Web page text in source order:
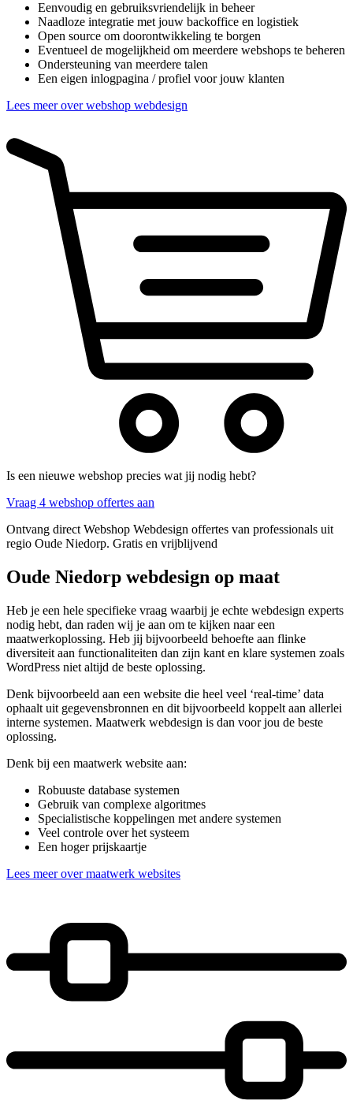
Eenvoudig en gebruiksvriendelijk in beheer
Naadloze integratie met jouw backoffice en logistiek
Open source om doorontwikkeling te borgen
Eventueel de mogelijkheid om meerdere webshops te beheren
Ondersteuning van meerdere talen
Een eigen inlogpagina / profiel voor jouw klanten
Lees meer over webshop webdesign
Is een nieuwe webshop precies wat jij nodig hebt?
Vraag 4 webshop offertes aan
Ontvang direct Webshop Webdesign offertes van professionals uit
regio Oude Niedorp. Gratis en vrijblijvend
Oude Niedorp webdesign op maat
Heb je een hele specifieke vraag waarbij je echte webdesign experts
nodig hebt, dan raden wij je aan om te kijken naar een
maatwerkoplossing. Heb jij bijvoorbeeld behoefte aan flinke
diversiteit aan functionaliteiten dan zijn kant en klare systemen zoals
WordPress niet altijd de beste oplossing.
Denk bijvoorbeeld aan een website die heel veel ‘real-time’ data
ophaalt uit gegevensbronnen en dit bijvoorbeeld koppelt aan allerlei
interne systemen. Maatwerk webdesign is dan voor jou de beste
oplossing.
Denk bij een maatwerk website aan:
Robuuste database systemen
Gebruik van complexe algoritmes
Specialistische koppelingen met andere systemen
Veel controle over het systeem
Een hoger prijskaartje
Lees meer over maatwerk websites